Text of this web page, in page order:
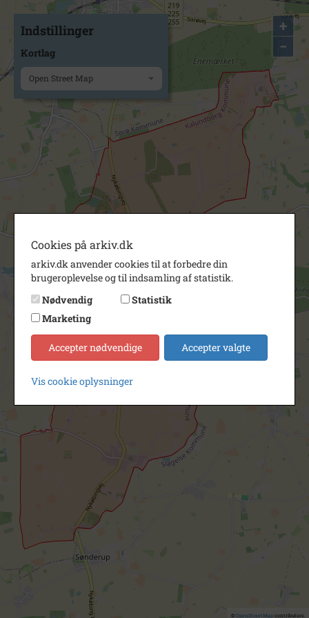
+
−
© OpenStreetMapcontributors.
Indstillinger
Kortlag
Open Street Map
Cookies på arkiv.dk
arkiv.dk anvender cookies til at forbedre din
brugeroplevelse og til indsamling af statistik.
Nødvendig
Statistik
Marketing
Accepter nødvendige Accepter valgte
Vis cookie oplysninger